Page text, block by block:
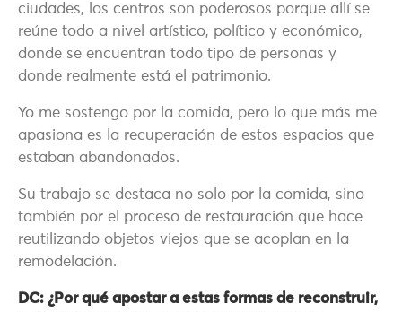
ciudades, los centros son poderosos porque allí se
reúne todo a nivel artístico, político y económico,
donde se encuentran todo tipo de personas y
donde realmente está el patrimonio.
Yo me sostengo por la comida, pero lo que más me
apasiona es la recuperación de estos espacios que
estaban abandonados.
Su trabajo se destaca no solo por la comida, sino
también por el proceso de restauración que hace
reutilizando objetos viejos que se acoplan en la
remodelación.
DC: ¿Por qué apostar a estas formas de reconstruir,